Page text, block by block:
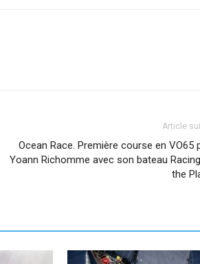
Article
Ocean Race. Première course en VO65
Yoann Richomme avec son bateau
the